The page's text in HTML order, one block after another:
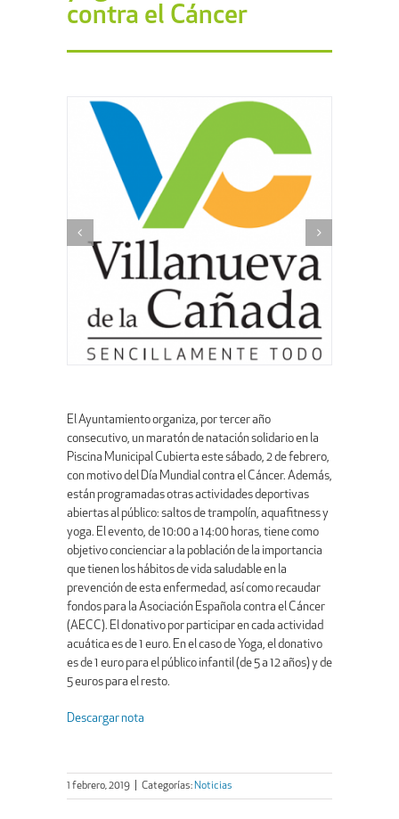
contra el Cáncer
El Ayuntamiento organiza, por tercer año
consecutivo, un maratón de natación solidario en la
Piscina Municipal Cubierta este sábado, 2 de febrero,
con motivo del Día Mundial contra el Cáncer. Además,
están programadas otras actividades deportivas
abiertas al público: saltos de trampolín, aquafitness y
yoga. El evento, de 10:00 a 14:00 horas, tiene como
objetivo concienciar a la población de la importancia
que tienen los hábitos de vida saludable en la
prevención de esta enfermedad, así como recaudar
fondos para la Asociación Española contra el Cáncer
(AECC). El donativo por participar en cada actividad
acuática es de 1 euro. En el caso de Yoga, el donativo
es de 1 euro para el público infantil (de 5 a 12 años) y de
5 euros para el resto.
Descargar nota
1 febrero, 2019 Categorías: Noticias